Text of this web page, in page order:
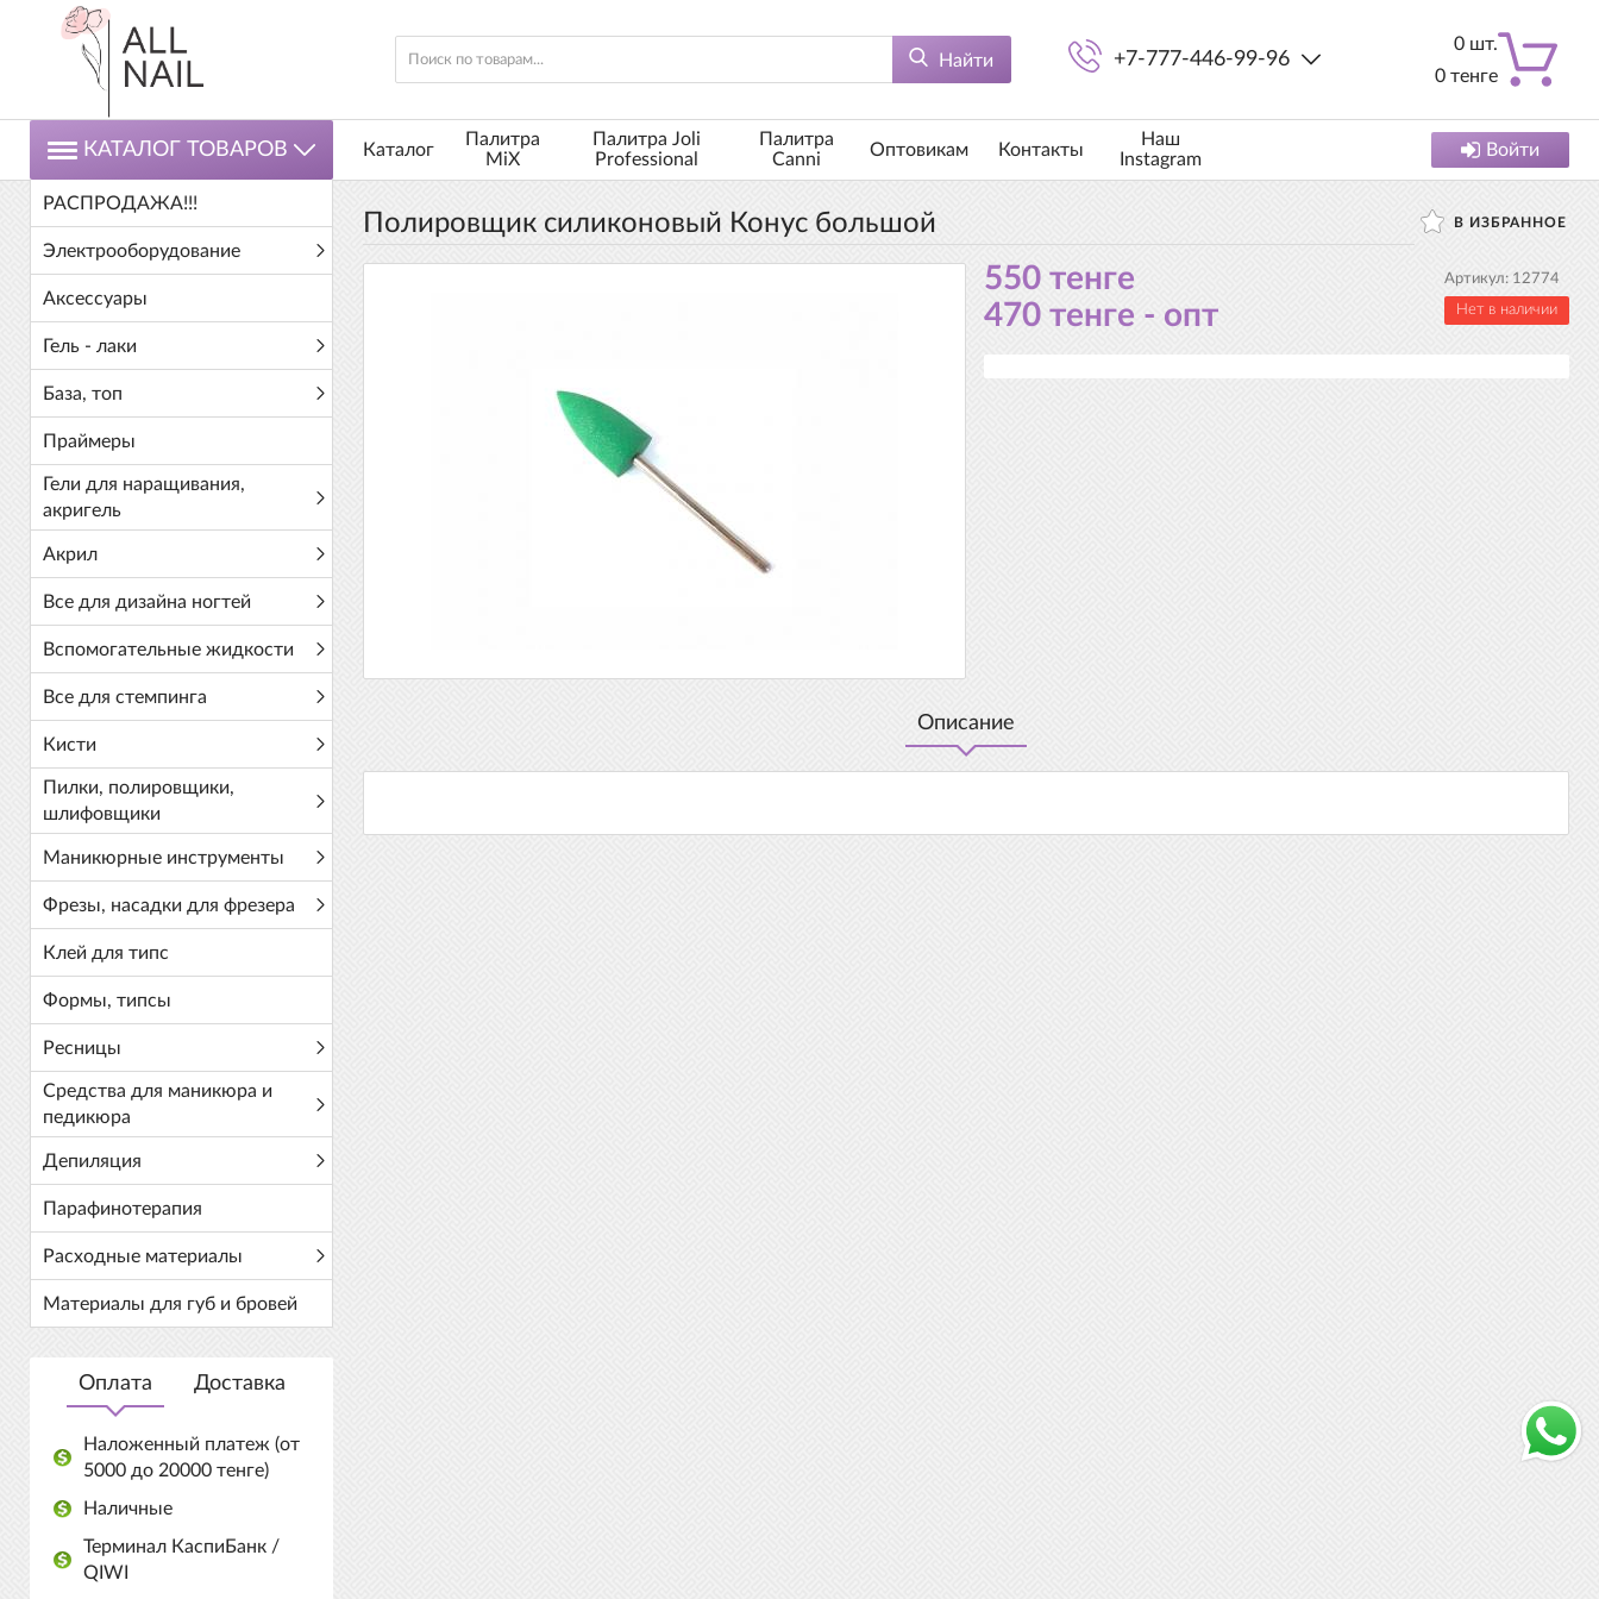
Найти +7-777-446-99-96
0 шт.
0 тенге
КАТАЛОГ ТОВАРОВ
РАСПРОДАЖА!!!
Электрооборудование
Аксессуары
Гель - лаки
База, топ
Праймеры
Гели для наращивания,
акригель
Акрил
Все для дизайна ногтей
Вспомогательные жидкости
Все для стемпинга
Кисти
Пилки, полировщики,
шлифовщики
Маникюрные инструменты
Фрезы, насадки для фрезера
Клей для типс
Формы, типсы
Ресницы
Средства для маникюра и
педикюра
Депиляция
Парафинотерапия
Расходные материалы
Материалы для губ и бровей
Оплата Доставка
Наложенный платеж (от
5000 до 20000 тенге)
Наличные
Терминал КаспиБанк /
QIWI
Каталог
Палитра
MiX
Палитра Joli
Professional
Палитра
Canni
Оптовикам Контакты
Наш
Instagram
Войти
В ИЗБРАННОЕ
Полировщик силиконовый Конус большой
550 тенге
470 тенге - опт
Артикул: 12774
Нет в наличии
Описание